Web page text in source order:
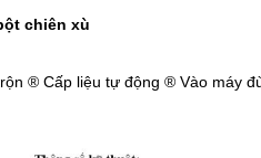
chiên xù
® Cấp liệu tự động ® Vào máy